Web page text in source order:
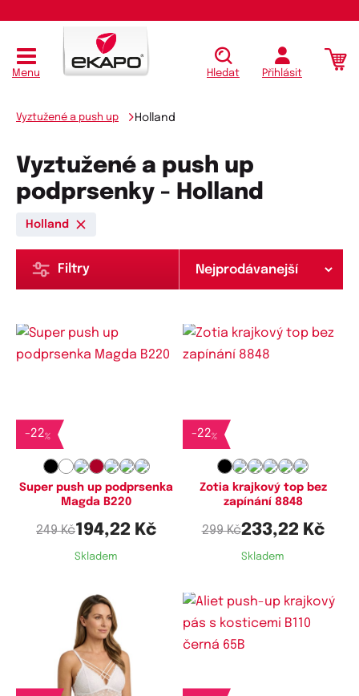
Menu Hledat Přihlásit
Vyztužené a push up Holland
Vyztužené a push up
podprsenky - Holland
Holland
Filtry
-22%
Super push up podprsenka
Magda B220
249 Kč194,22 Kč
Skladem
-22%
Zotia krajkový top bez
zapínání 8848
299 Kč233,22 Kč
Skladem
Dostupné velikosti:
M,
L